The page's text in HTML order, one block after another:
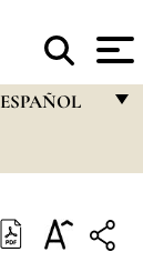
ESPAÑOL
ITALIANO